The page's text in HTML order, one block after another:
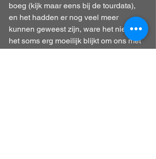
boeg (kijk maar eens bij de tourdata),
en het hadden er nog veel meer
kunnen geweest zijn, ware het niet dat
het soms erg moeilijk blijkt om ons met